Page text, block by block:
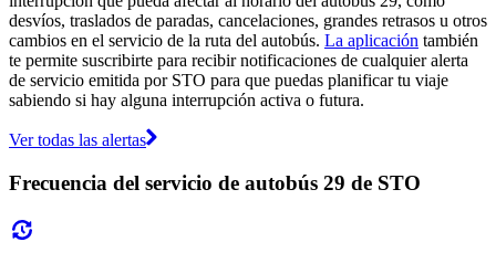
desvíos, traslados de paradas, cancelaciones, grandes retrasos u otros
cambios en el servicio de la ruta del autobús. La aplicación también
te permite suscribirte para recibir notificaciones de cualquier alerta
de servicio emitida por STO para que puedas planificar tu viaje
sabiendo si hay alguna interrupción activa o futura.
Ver todas las alertas
Frecuencia del servicio de autobús 29 de STO